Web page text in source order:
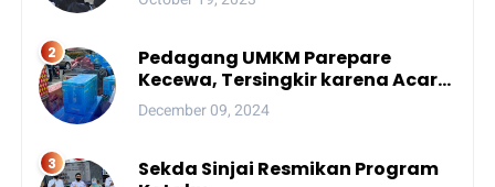
Pedagang UMKM Parepare
Kecewa, Tersingkir karena Acara
Besar
December 09, 2024
Sekda Sinjai Resmikan Program